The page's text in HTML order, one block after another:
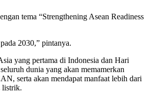
tema “Strengthening Asean Readiness
pada 2030,” pintanya.
yang pertama di Indonesia dan Hari
dunia yang akan memamerkan
serta akan mendapat manfaat lebih dari
listrik.